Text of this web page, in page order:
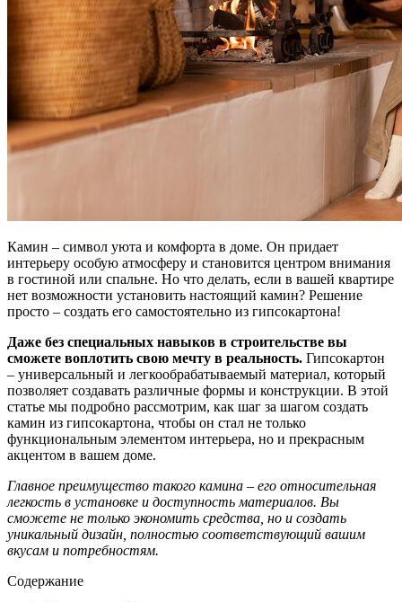
Камин – символ уюта и комфорта в доме. Он придает
интерьеру особую атмосферу и становится центром внимания
в гостиной или спальне. Но что делать, если в вашей квартире
нет возможности установить настоящий камин? Решение
просто – создать его самостоятельно из гипсокартона!
Даже без специальных навыков в строительстве вы
сможете воплотить свою мечту в реальность. Гипсокартон
– универсальный и легкообрабатываемый материал, который
позволяет создавать различные формы и конструкции. В этой
статье мы подробно рассмотрим, как шаг за шагом создать
камин из гипсокартона, чтобы он стал не только
функциональным элементом интерьера, но и прекрасным
акцентом в вашем доме.
Главное преимущество такого камина – его относительная
легкость в установке и доступность материалов. Вы
сможете не только экономить средства, но и создать
уникальный дизайн, полностью соответствующий вашим
вкусам и потребностям.
Содержание